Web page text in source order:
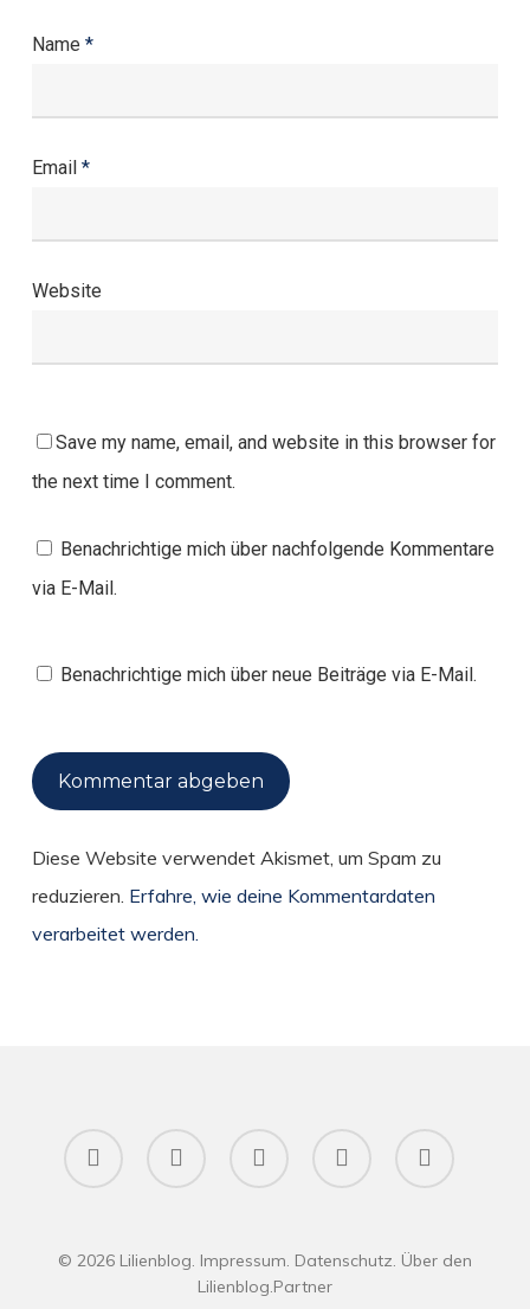
Name *
Email *
Website
Save my name, email, and website in this browser for
the next time I comment.
Benachrichtige mich über nachfolgende Kommentare
via E-Mail.
Benachrichtige mich über neue Beiträge via E-Mail.
Diese Website verwendet Akismet, um Spam zu
reduzieren. Erfahre, wie deine Kommentardaten
verarbeitet werden.
twitter facebook pinterest RSS instagram
© 2026 Lilienblog. Impressum. Datenschutz. Über den
Lilienblog.Partner